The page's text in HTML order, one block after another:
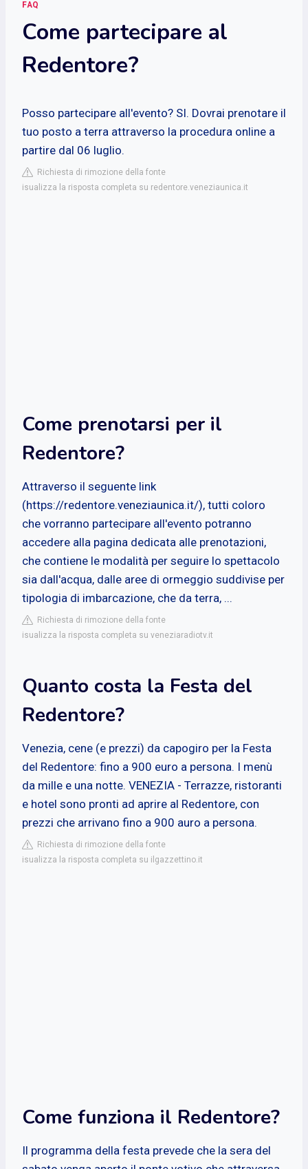
FAQ
Come partecipare al
Redentore?
Posso partecipare all'evento? SI. Dovrai prenotare il
tuo posto a terra attraverso la procedura online a
partire dal 06 luglio.
Richiesta di rimozione della fonte
isualizza la risposta completa su redentore.veneziaunica.it
Come prenotarsi per il
Redentore?
Attraverso il seguente link
(https://redentore.veneziaunica.it/), tutti coloro
che vorranno partecipare all'evento potranno
accedere alla pagina dedicata alle prenotazioni,
che contiene le modalità per seguire lo spettacolo
sia dall'acqua, dalle aree di ormeggio suddivise per
tipologia di imbarcazione, che da terra, ...
Richiesta di rimozione della fonte
isualizza la risposta completa su veneziaradiotv.it
Quanto costa la Festa del
Redentore?
Venezia, cene (e prezzi) da capogiro per la Festa
del Redentore: fino a 900 euro a persona. I menù
da mille e una notte. VENEZIA - Terrazze, ristoranti
e hotel sono pronti ad aprire al Redentore, con
prezzi che arrivano fino a 900 auro a persona.
Richiesta di rimozione della fonte
isualizza la risposta completa su ilgazzettino.it
Come funziona il Redentore?
Il programma della festa prevede che la sera del